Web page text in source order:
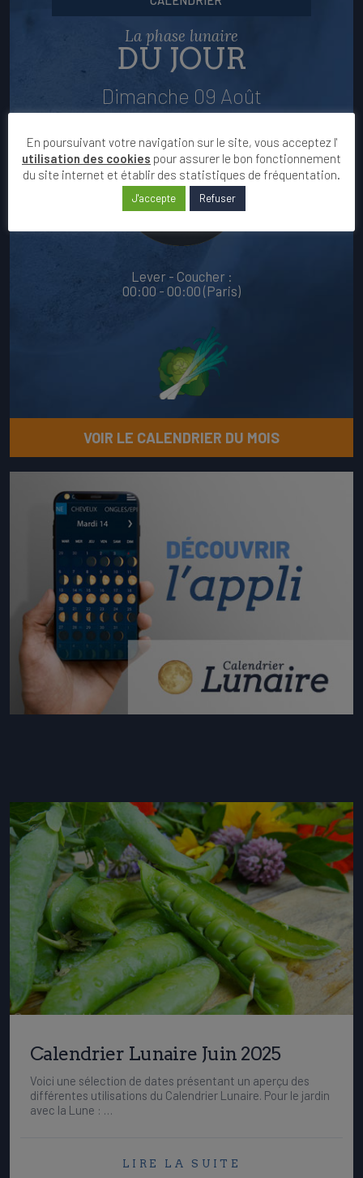
La phase lunaire
DU JOUR
Dimanche 09 Août
Lever - Coucher :
00:00 - 00:00 (Paris)
VOIR LE CALENDRIER DU MOIS
Calendrier Lunaire Juin 2025
Voici une sélection de dates présentant un aperçu des
différentes utilisations du Calendrier Lunaire. Pour le jardin
avec la Lune : …
LIRE LA SUITE
En poursuivant votre navigation sur le site, vous acceptez l'
utilisation des cookies pour assurer le bon fonctionnement
du site internet et établir des statistiques de fréquentation.
J'accepte Refuser